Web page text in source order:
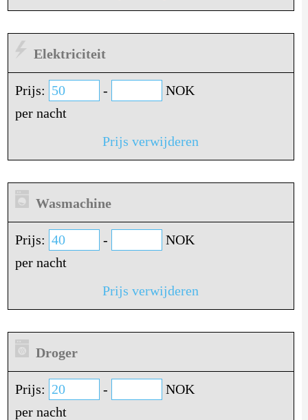
Elektriciteit
Prijs: -
NOK
per nacht
Prijs verwijderen
Wasmachine
Prijs: -
NOK
per nacht
Prijs verwijderen
Droger
Prijs: -
NOK
per nacht